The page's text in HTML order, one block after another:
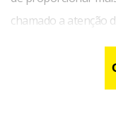
chamado a atenção
Julyana Silva,
para
Com 33 semanas